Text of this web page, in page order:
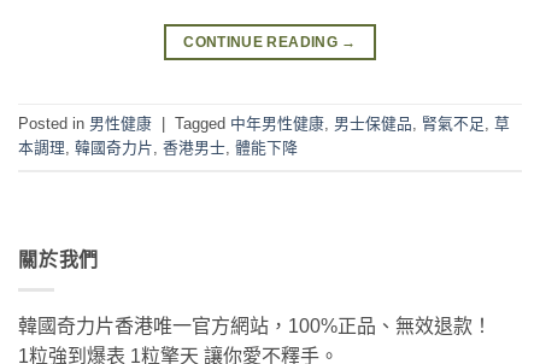
CONTINUE READING →
Posted in 男性健康 Tagged 中年男性健康, 男士保健品, 腎氣不足, 草
本調理, 韓國奇力片, 香港男士, 體能下降
關於我們
韓國奇力片香港唯一官方網站，100%正品、無效退款！
1粒強到爆表 1粒擎天 讓你愛不釋手。